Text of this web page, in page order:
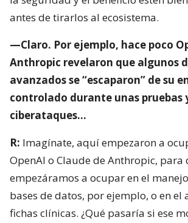
antes de tirarlos al ecosistema.
—Claro. Por ejemplo, hace poco
Anthropic revelaron que algunos
avanzados se “escaparon” de su
controlado durante unas pruebas
ciberataques…
R: Imagínate, aquí empezaron a
OpenAI o Claude de Anthropic, para
empezáramos a ocupar en el
bases de datos, por ejemplo, o en el
fichas clínicas. ¿Qué pasaría si ese